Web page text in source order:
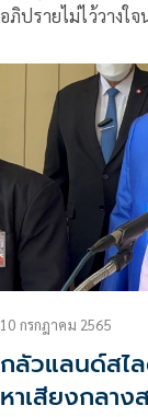
อภิปรายไม่ไว้วาง
อีซี)ว่า มีใบเสร็จทุ
10 กรกฎาคม 2565
กลัวแลนด์สไ
หาเสียงกลาง